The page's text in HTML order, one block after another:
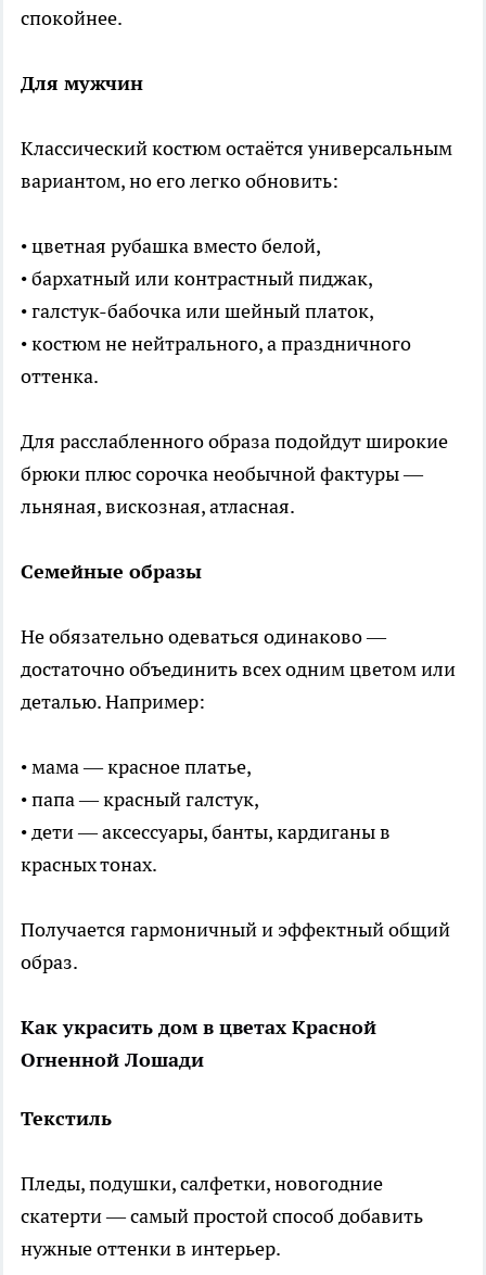
спокойнее.
Для мужчин
Классический костюм остаётся универсальным
вариантом, но его легко обновить:
• цветная рубашка вместо белой,
• бархатный или контрастный пиджак,
• галстук-бабочка или шейный платок,
• костюм не нейтрального, а праздничного
оттенка.
Для расслабленного образа подойдут широкие
брюки плюс сорочка необычной фактуры —
льняная, вискозная, атласная.
Семейные образы
Не обязательно одеваться одинаково —
достаточно объединить всех одним цветом или
деталью. Например:
• мама — красное платье,
• папа — красный галстук,
• дети — аксессуары, банты, кардиганы в
красных тонах.
Получается гармоничный и эффектный общий
образ.
Как украсить дом в цветах Красной
Огненной Лошади
Текстиль
Пледы, подушки, салфетки, новогодние
скатерти — самый простой способ добавить
нужные оттенки в интерьер.